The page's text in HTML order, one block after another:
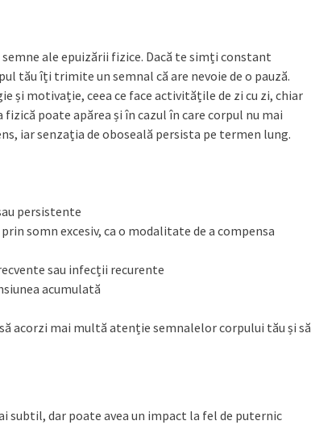
ale epuizării fizice. Dacă te simți constant
tău îți trimite un semnal că are nevoie de o pauză.
și motivație, ceea ce face activitățile de zi cu zi, chiar
poate apărea și în cazul în care corpul nu mai
iar senzația de oboseală persista pe termen lung.
persistente
somn excesiv, ca o modalitate de a compensa
sau infecții recurente
acumulată
acorzi mai multă atenție semnalelor corpului tău și să
subtil, dar poate avea un impact la fel de puternic